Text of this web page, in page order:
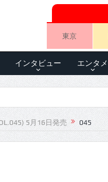
東京
インタビュー エンタメ
5月16日発売 045